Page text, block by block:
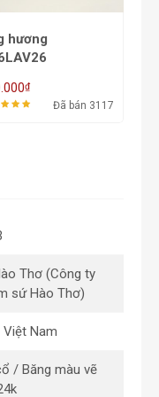
hương
₫
Đã bán 3117
Thơ (Công ty
sứ Hào Thơ)
Việt Nam
/ Băng màu vẽ